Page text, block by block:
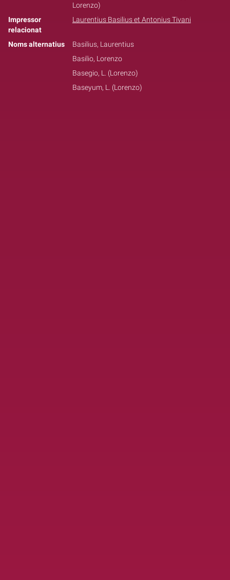
Lorenzo)
Impressor
relacionat
Laurentius Basilius et Antonius Tivani
Noms alternatius
Basilius, Laurentius
Basilio, Lorenzo
Basegio, L. (Lorenzo)
Baseyum, L. (Lorenzo)